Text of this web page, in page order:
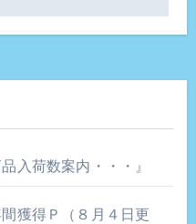
入荷数案内・・・』
獲得Ｐ（８月４日更